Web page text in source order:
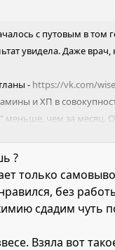
с путовым в том
увидела. Даже
- https://vk.com/
и ХП в
меньше, чем за месяц.
+ подкормка для
фирмы испытано на
можно дотянуться
крепить ногавку
?
только
без
сдадим
Взяла вот